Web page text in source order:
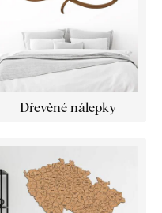
Dřevěné nálepky